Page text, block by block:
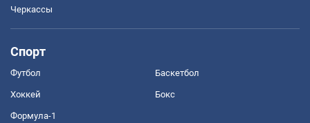
Черкассы
Спорт
Футбол Баскетбол
Хоккей Бокс
Формула-1